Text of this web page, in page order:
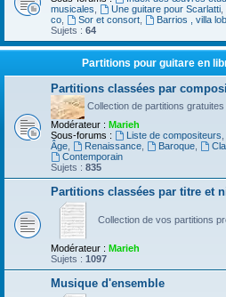
musicales
Une guitare pour Scarlatti,
co
Sor et consort, Barrios , villa
Sujets : 64
Partitions pour guitare en
Partitions classées par
Collection de partitions
Modérateur : Marieh
Sous-forums :
Liste de compositeurs
Âge
Renaissance, Baroque,
Contemporain
Sujets : 835
Partitions classées par titre et
Collection de vos partitions
Modérateur : Marieh
Sujets : 1097
Musique d'ensemble